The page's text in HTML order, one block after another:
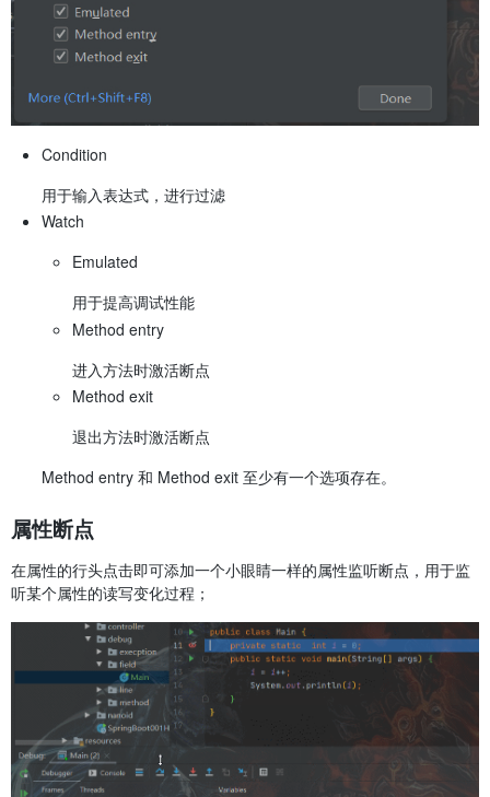
Condition
用于输入表达式，进行过滤
Watch
Emulated
用于提高调试性能
Method entry
进入方法时激活断点
Method exit
退出方法时激活断点
Method entry 和 Method exit 至少有一个选项存在。
属性断点
在属性的行头点击即可添加一个小眼睛一样的属性监听断点，用于监
听某个属性的读写变化过程；